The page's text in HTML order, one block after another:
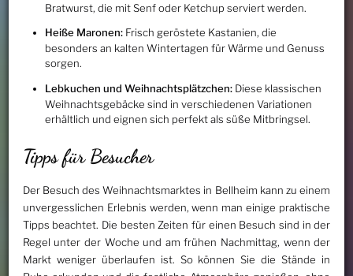
Bratwurst, die mit Senf oder Ketchup serviert werden.
Heiße Maronen:Frisch geröstete Kastanien, die
besonders an kalten Wintertagen für Wärme und Genuss
sorgen.
Lebkuchen und Weihnachtsplätzchen:Diese klassischen
Weihnachtsgebäcke sind in verschiedenen Variationen
erhältlich und eignen sich perfekt als süße Mitbringsel.
Tipps für Besucher
Der Besuch des Weihnachtsmarktes in Bellheim kann zu einem
unvergesslichen Erlebnis werden, wenn man einige praktische
Tipps beachtet. Die besten Zeiten für einen Besuch sind in der
Regel unter der Woche und am frühen Nachmittag, wenn der
Markt weniger überlaufen ist. So können Sie die Stände in